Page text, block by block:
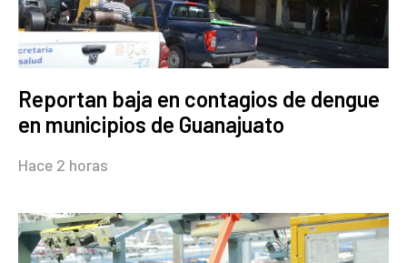
Reportan baja en contagios de dengue
en municipios de Guanajuato
Hace 2 horas